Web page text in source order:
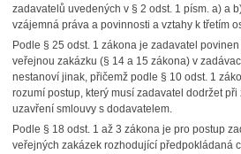
zadavatelů uvedených v § 2 odst. 1 písm. a) a
vzájemná práva a povinnosti a vztahy k třetím
Podle § 25 odst. 1 zákona je zadavatel
veřejnou zakázku (§ 14 a 15 zákona) v
nestanoví jinak, přičemž podle § 10 odst. 1
rozumí postup, který musí zadavatel dodržet
uzavření smlouvy s dodavatelem.
Podle § 18 odst. 1 až 3 zákona je pro postup
veřejných zakázek rozhodující předpokládaná